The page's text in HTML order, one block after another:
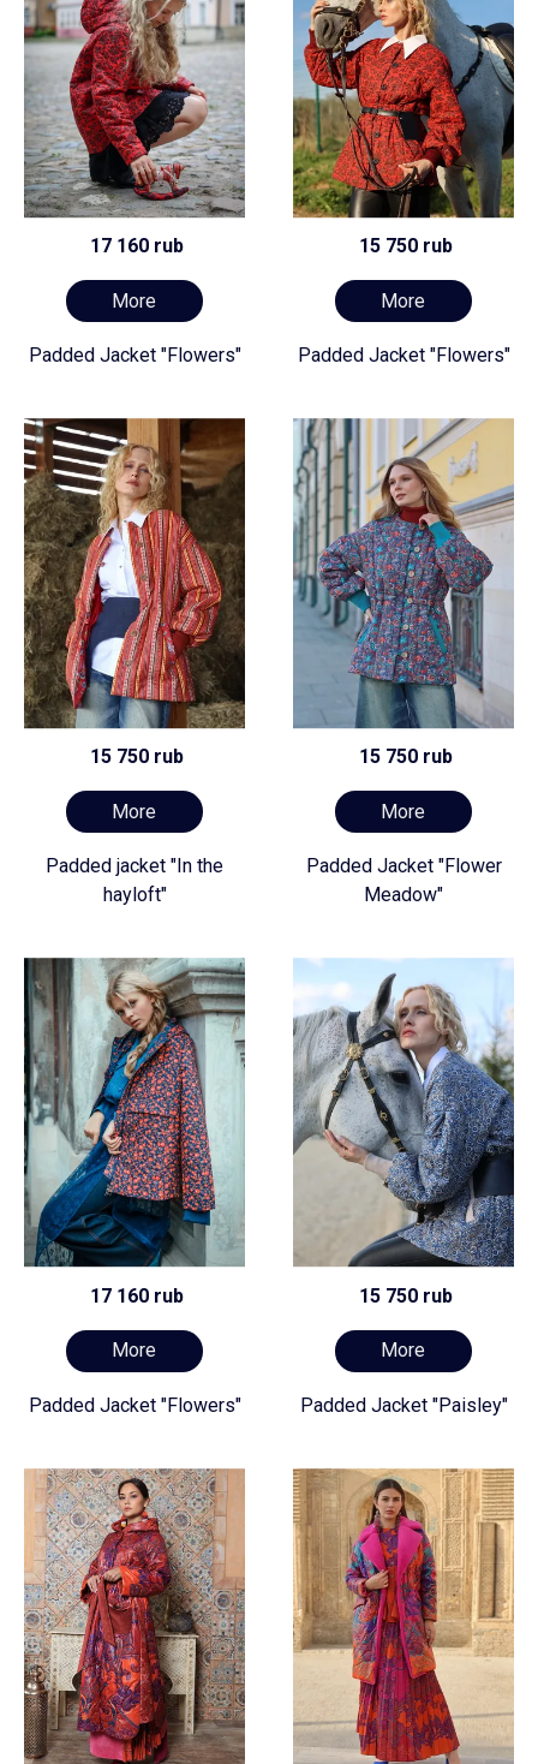
17 160 rub
More
Padded Jacket "Flowers"
15 750 rub
More
Padded Jacket "Flowers"
15 750 rub
More
Padded jacket "In the
hayloft"
15 750 rub
More
Padded Jacket "Flower
Meadow"
17 160 rub
More
Padded Jacket "Flowers"
15 750 rub
More
Padded Jacket "Paisley"